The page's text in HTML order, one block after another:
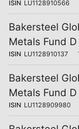
ISIN LU1128910566
Bakersteel
Metals Fund D
ISIN LU1128910137
Bakersteel
Metals Fund D
ISIN LU1128909980